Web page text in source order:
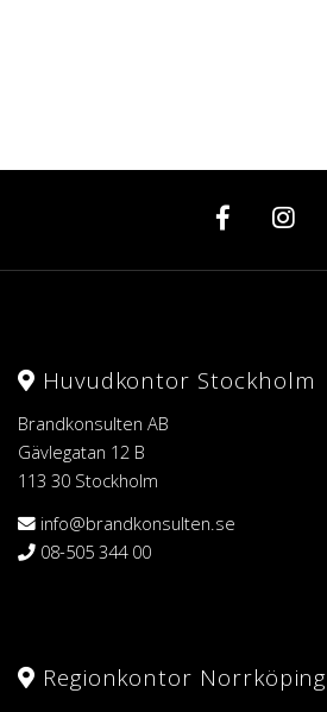
Huvudkontor Stockholm
Brandkonsulten AB
Gävlegatan 12 B
113 30 Stockholm
info@brandkonsulten.se
08-505 344 00
Regionkontor Norrköping